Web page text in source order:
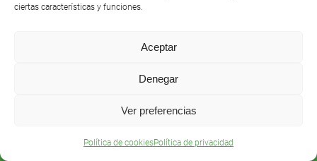
ciertas características y funciones.
Aceptar
Denegar
Ver preferencias
Política de cookiesPolítica de privacidad
Club Náutico Sevilla © 2021 |Aviso legal|